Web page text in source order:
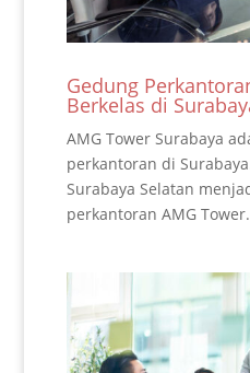
Gedung
Berkelas di
AMG Tower Surabaya
perkantoran di
Surabaya Selatan
perkantoran AMG